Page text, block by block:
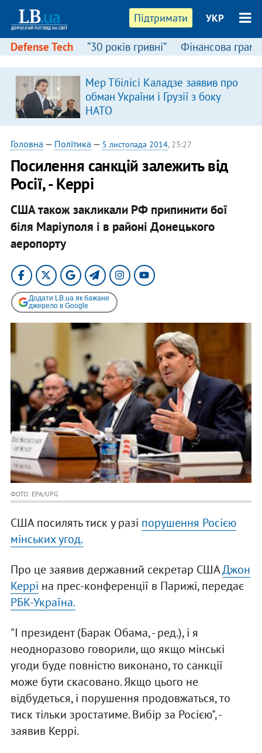
Підтримати УКР
Defense Tech “30 років гривні” Фінансова
Мер Тбілісі Каладзе заявив про
обман України і Грузії з боку
НАТО
Головна — Політика — 5 листопада 2014, 23:27
Посилення санкцій залежить від
Росії, - Керрі
США також закликали РФ припинити бої
біля Маріуполя і в районі Донецького
аеропорту
Додати LB.ua як бажане
джерело в Google
ФОТО: EPA/UPG
США посилять тиск у разі порушення Росією
мінських угод.
Про це заявив державний секретар СШАДжон
Керрі на прес-конференції в Парижі, передає
РБК-Україна.
"І президент (Барак Обама, - ред.), і я
неодноразово говорили, що якщо мінські
угоди буде повністю виконано, то санкції
може бути скасовано. Якщо цього не
відбудеться, і порушення продовжаться, то
тиск тільки зростатиме. Вибір за Росією", -
заявив Керрі.